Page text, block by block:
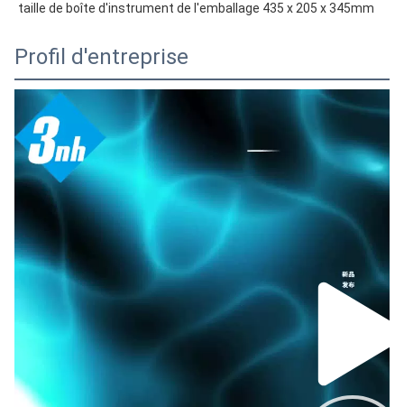
taille de boîte d'instrument de l'emballage 435 x 205 x 345mm
Profil d'entreprise